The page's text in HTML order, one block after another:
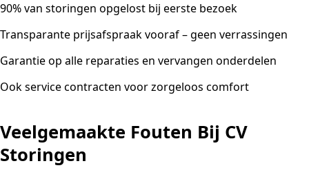
90% van storingen opgelost bij eerste bezoek
Transparante prijsafspraak vooraf – geen verrassingen
Garantie op alle reparaties en vervangen onderdelen
Ook service contracten voor zorgeloos comfort
Veelgemaakte Fouten Bij CV
Storingen